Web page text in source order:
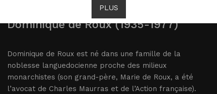
PLUS
Dominique de Roux (1935-1977)
Dominique de Roux est né dans une famille de la
noblesse languedocienne proche des milieux
monarchistes (son grand-père, Marie de Roux, a été
l’avocat de Charles Maurras et de l’Action française).